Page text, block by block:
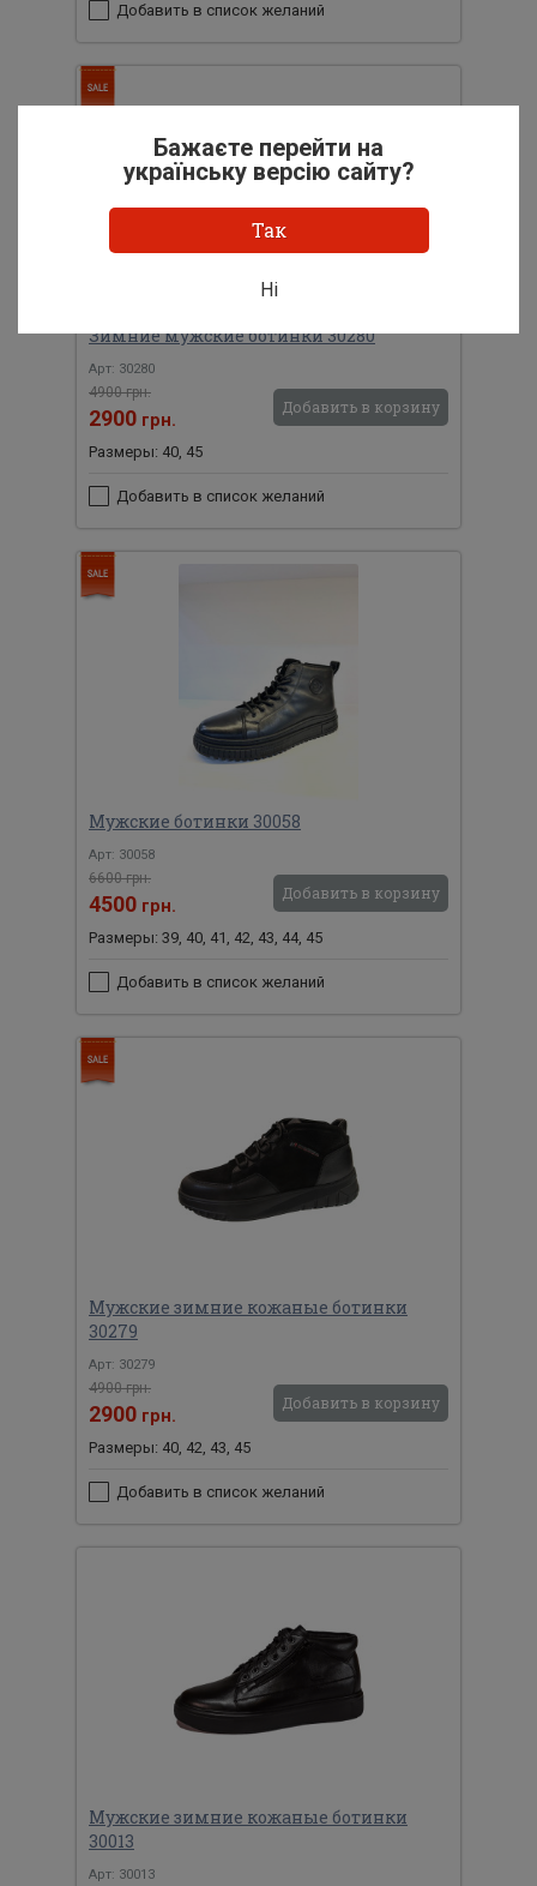
Добавить в список желаний
Зимние мужские ботинки 30280
Арт: 30280
4900 грн.
2900 грн.
Добавить в корзину
Размеры: 40, 45
Добавить в список желаний
Мужские ботинки 30058
Арт: 30058
6600 грн.
4500 грн.
Добавить в корзину
Размеры: 39, 40, 41, 42, 43, 44, 45
Добавить в список желаний
Мужские зимние кожаные ботинки
30279
Арт: 30279
4900 грн.
2900 грн.
Добавить в корзину
Размеры: 40, 42, 43, 45
Добавить в список желаний
Мужские зимние кожаные ботинки
30013
Арт: 30013
Бажаєте перейти на
українську версію сайту?
Так
Ні